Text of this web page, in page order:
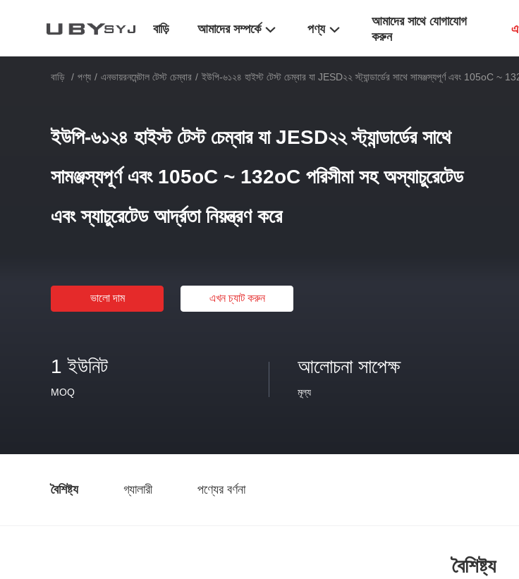
বাড়ি আমাদের সম্পর্কে পণ্য
আমাদের সাথে যোগাযোগ
করুন
বাড়ি / পণ্য / এনভায়রনমেন্টাল টেস্ট চেম্বার / ইউপি-৬১২৪ হাইস্ট টেস্ট চেম্বার যা JESD২২ স্ট্যান্ডার্ডের সাথে সামঞ্জস্যপূর্ণ এবং 105oC ~
ইউপি-৬১২৪ হাইস্ট টেস্ট চেম্বার যা JESD২২ স্ট্যান্ডার্ডের সাথে
সামঞ্জস্যপূর্ণ এবং 105oC ~ 132oC পরিসীমা সহ অস্যাচুরেটেড
এবং স্যাচুরেটেড আর্দ্রতা নিয়ন্ত্রণ করে
ভালো দাম এখন চ্যাট করুন
1 ইউনিট
MOQ
আলোচনা সাপেক্ষ
মূল্য
বৈশিষ্ট্য গ্যালারী পণ্যের বর্ণনা
বৈশিষ্ট্য